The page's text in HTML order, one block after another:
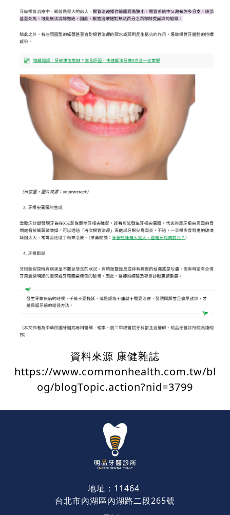
資料來源 康健雜誌
https://www.commonhealth.com.tw/bl
og/blogTopic.action?nid=3799
地址：11464
台北市內湖區內湖路二段265號